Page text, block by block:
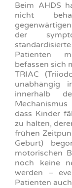
Beim AHDS
nicht
der
Patienten
befassen sich
TRIAC
unabhängig
innerhalb
dass Kinder
zu halten,
frühen
Geburt)
motorischen
noch keine
werden –
Patienten